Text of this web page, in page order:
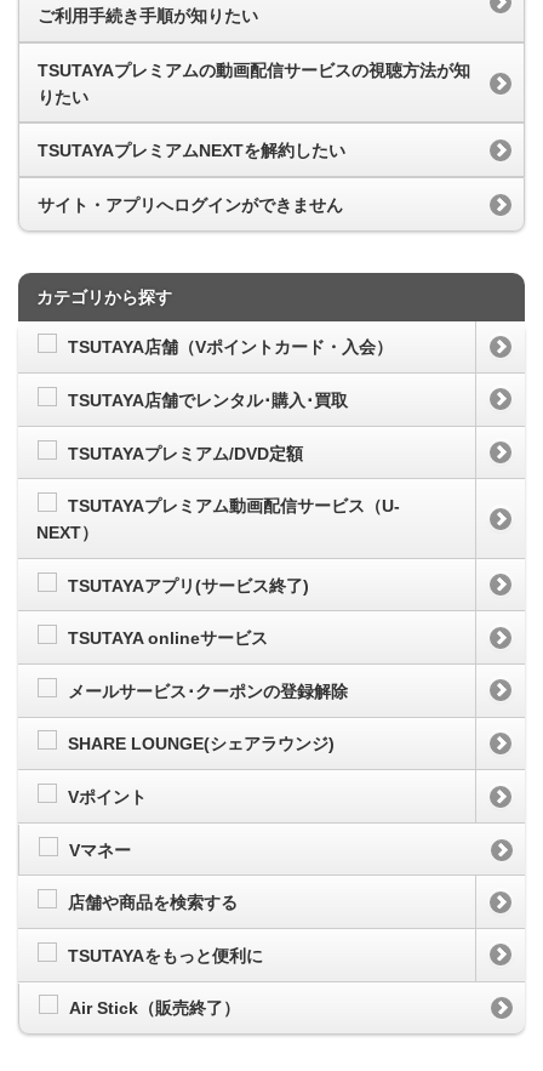
ご利用手続き手順が知りたい
TSUTAYAプレミアムの動画配信サービスの視聴方法が知
りたい
TSUTAYAプレミアムNEXTを解約したい
サイト・アプリへログインができません
カテゴリから探す
TSUTAYA店舗（Vポイントカード・入会）
TSUTAYA店舗でレンタル･購入･買取
TSUTAYAプレミアム/DVD定額
TSUTAYAプレミアム動画配信サービス（U-
NEXT）
TSUTAYAアプリ(サービス終了)
TSUTAYA onlineサービス
メールサービス･クーポンの登録解除
SHARE LOUNGE(シェアラウンジ)
Vポイント
Vマネー
店舗や商品を検索する
TSUTAYAをもっと便利に
Air Stick（販売終了）